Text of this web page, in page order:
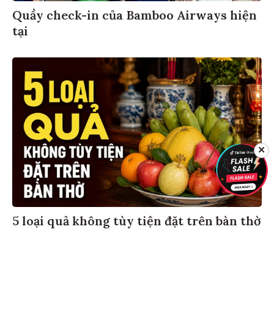
Quầy check-in của Bamboo Airways hiện
tại
5 loại quả không tùy tiện đặt trên bàn thờ
✕